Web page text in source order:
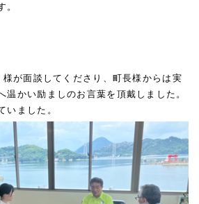
。
が面談してくださり、町長様からは実
温かい励ましのお言葉を頂戴しました。
いました。